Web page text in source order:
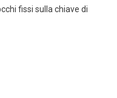
fissi sulla chiave di